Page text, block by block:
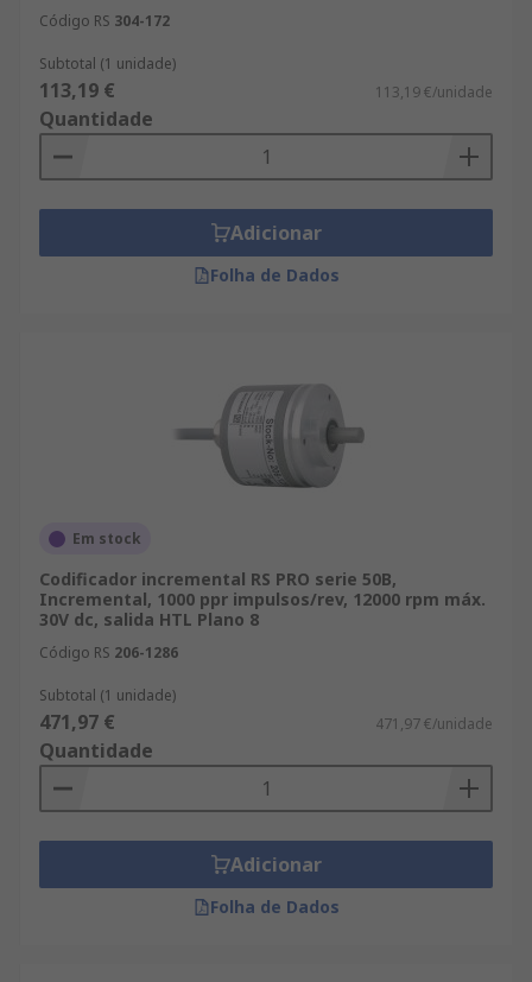
Código RS 304-172
Subtotal (1 unidade)
113,19 € 113,19 €/unidade
Quantidade
Adicionar
Folha de Dados
Em stock
Codificador incremental RS PRO serie 50B,
Incremental, 1000 ppr impulsos/rev, 12000 rpm máx.
30V dc, salida HTL Plano 8
Código RS 206-1286
Subtotal (1 unidade)
471,97 € 471,97 €/unidade
Quantidade
Adicionar
Folha de Dados